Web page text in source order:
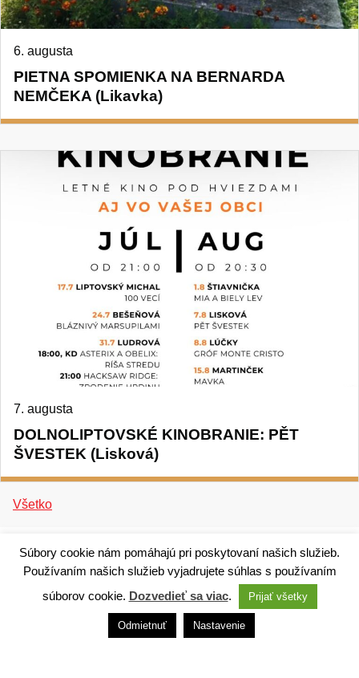
PIETNA SPOMIENKA NA BERNARDA
NEMČEKA (Likavka)
6. augusta
DOLNOLIPTOVSKÉ KINOBRANIE: PĚT
ŠVESTEK (Lisková)
7. augusta
Všetko
Technický dodávateľ: ANTIK Telecom, s. r. o. |Antik
smart city systém
Správca webového sídla: Mesto Ružomberok,
Súbory cookie nám pomáhajú pri poskytovaní našich služieb.
Používaním našich služieb vyjadrujete súhlas s používaním
súborov cookie. Dozvedieť sa viac. Prijať všetky
Odmietnuť Nastavenie